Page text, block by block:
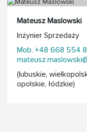
Mateusz Maslowski
Inżynier Sprzedaży
Mob. +48 668 554
(lubuskie,
opolskie, łódzkie)